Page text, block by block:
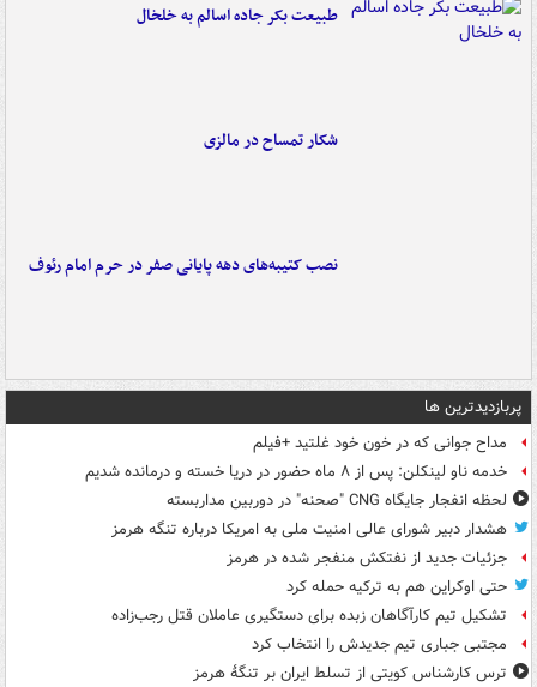
طبیعت بکر جاده اسالم به خلخال
شکار تمساح در مالزی
نصب کتیبه‌های دهه پایانی صفر در حرم امام رئوف
پربازدیدترین ها
مداح جوانی که در خون خود غلتید +فیلم
خدمه ناو لینکلن: پس از ۸ ماه حضور در دریا خسته و درمانده‌ شدیم
لحظه انفجار جایگاه CNG "صحنه" در دوربین مداربسته
هشدار دبیر شورای عالی امنیت ملی به امریکا درباره تنگه هرمز
جزئیات جدید از نفتکش منفجر شده در هرمز
حتی اوکراین هم به ترکیه حمله کرد
تشکیل تیم کارآگاهان زبده برای دستگیری عاملان قتل رجب‌زاده
مجتبی جباری تیم جدیدش را انتخاب کرد
ترس کارشناس کویتی از تسلط ایران بر تنگۀ هرمز